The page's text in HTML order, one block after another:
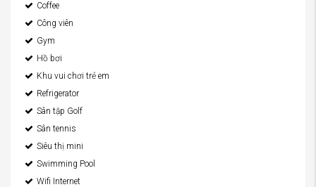
Coffee
Công viên
Gym
Hồ bơi
Khu vui chơi trẻ em
Refrigerator
Sân tập Golf
Sân tennis
Siêu thị mini
Swimming Pool
Wifi Internet